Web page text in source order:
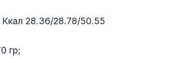
Ккал 28.36/28.78/50.55
гр;